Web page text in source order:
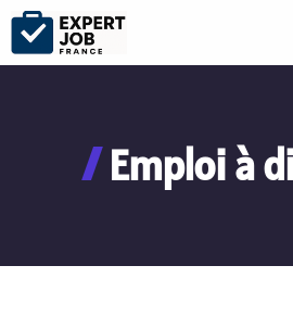
Aller
contenu
Emploi à